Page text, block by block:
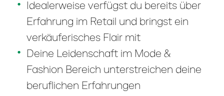
Idealerweise verfügst du bereits über
Erfahrung im Retail und bringst ein
verkäuferisches Flair mit
Deine Leidenschaft im Mode &
Fashion Bereich unterstreichen deine
beruflichen Erfahrungen